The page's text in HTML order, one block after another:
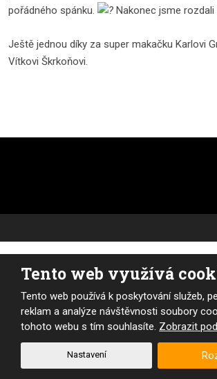
pořádného spánku.
Nakonec jsme rozdali
Ještě jednou díky za super makačku Karlovi
Vítkovi Škrkoňovi.
Tento web využívá
Tento web používá k poskytování služeb,
reklam a analýze návštěvnosti soubory
tohoto webu s tím souhlasíte. Zobrazit
Nastavení